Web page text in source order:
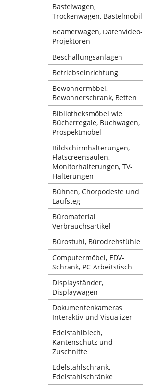
Bastelwagen,
Trockenwagen, Bastelmobil
Beamerwagen, Datenvideo-
Projektoren
Beschallungsanlagen
Betriebseinrichtung
Bewohnermöbel,
Bewohnerschrank, Betten
Bibliotheksmöbel wie
Bücherregale, Buchwagen,
Prospektmöbel
Bildschirmhalterungen,
Flatscreensäulen,
Monitorhalterungen, TV-
Halterungen
Bühnen, Chorpodeste und
Laufsteg
Büromaterial
Verbrauchsartikel
Bürostuhl, Bürodrehstühle
Computermöbel, EDV-
Schrank, PC-Arbeitstisch
Displayständer,
Displaywagen
Dokumentenkameras
Interaktiv und Visualizer
Edelstahlblech,
Kantenschutz und
Zuschnitte
Edelstahlschrank,
Edelstahlschränke